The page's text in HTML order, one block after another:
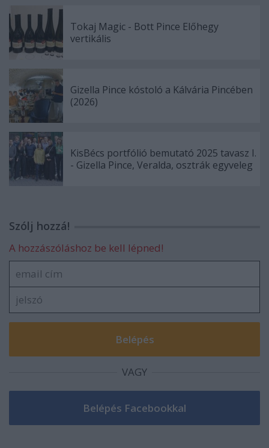
Tokaj Magic - Bott Pince Előhegy
vertikális
Gizella Pince kóstoló a Kálvária Pincében
(2026)
KisBécs portfólió bemutató 2025 tavasz I.
- Gizella Pince, Veralda, osztrák egyveleg
Szólj hozzá!
A hozzászóláshoz be kell lépned!
VAGY